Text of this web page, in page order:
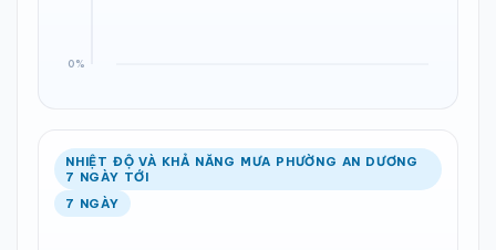
NHIỆT ĐỘ VÀ KHẢ NĂNG MƯA PHƯỜNG AN DƯƠNG
7 NGÀY TỚI
7 NGÀY